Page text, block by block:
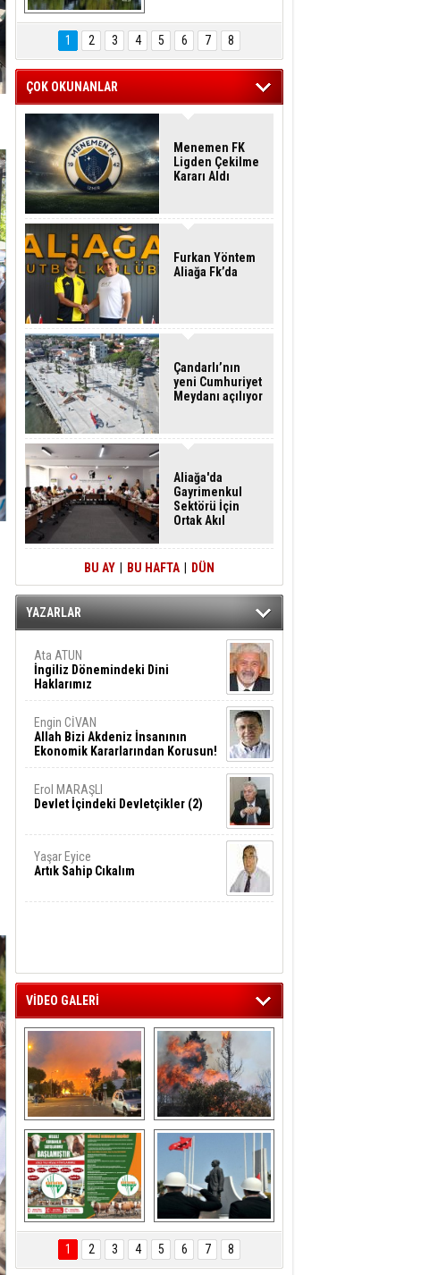
Hasan Eser'in
Objektifinden
1 2 3 4 5 6 7 8
ÇOK OKUNANLAR
Menemen FK
Ligden Çekilme
Kararı Aldı
Furkan Yöntem
Aliağa Fk’da
Çandarlı’nın
yeni Cumhuriyet
Meydanı açılıyor
Aliağa'da
Gayrimenkul
Sektörü İçin
Ortak Akıl
BU AY BU HAFTA DÜN
YAZARLAR
Ata ATUN
İngiliz Dönemindeki Dini
Haklarımız
Engin CİVAN
Allah Bizi Akdeniz İnsanının
Ekonomik Kararlarından Korusun!
Erol MARAŞLI
Devlet İçindeki Devletçikler (2)
Yaşar Eyice
Artık Sahip Cıkalım
VİDEO GALERİ
Aliağa ‘da  otluk
alanda çıkan
yangın evlere
sıçramadan
söndürüldü
Aliağa'nın Ciğerleri
ÖNAL TARIM
TANITIM FİLMİ
Aliağa'da Polis
Haftası Kutlandı
1 2 3 4 5 6 7 8